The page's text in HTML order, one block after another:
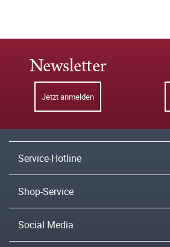
Newsletter
Jetzt anmelden
Service-Hotline
Shop-Service
Social Media